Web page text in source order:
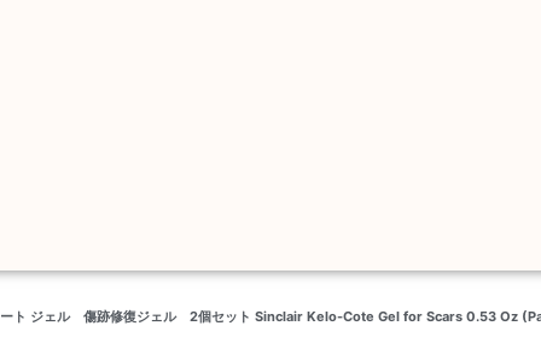
ート ジェル 傷跡修復ジェル 2個セット Sinclair Kelo-Cote Gel for Scars 0.53 Oz